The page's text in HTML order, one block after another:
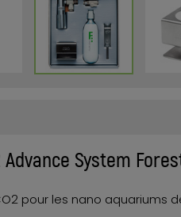
Advance System
pour les nano aquariums